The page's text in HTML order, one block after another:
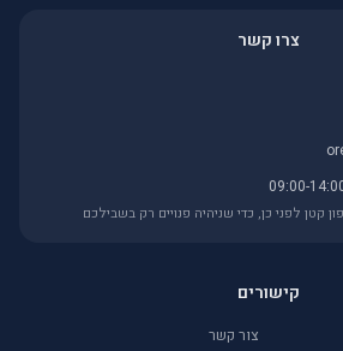
צרו קשר
קטן לפני כן, כדי שניהיה פנויים רק בשבילכם
קישורים
צור קשר